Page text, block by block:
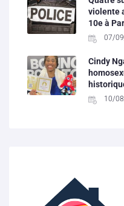
violente
10e à
07/
Cindy
10/